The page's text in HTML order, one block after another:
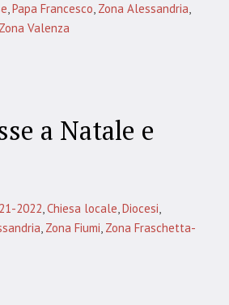
,Papa Francesco, Zona Alessandria,
Zona Valenza
a Natale e
2022,Chiesa locale,Diocesi,
, Zona Fiumi, Zona Fraschetta-